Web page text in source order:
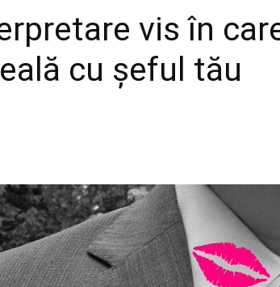
vis în
cu șeful tău